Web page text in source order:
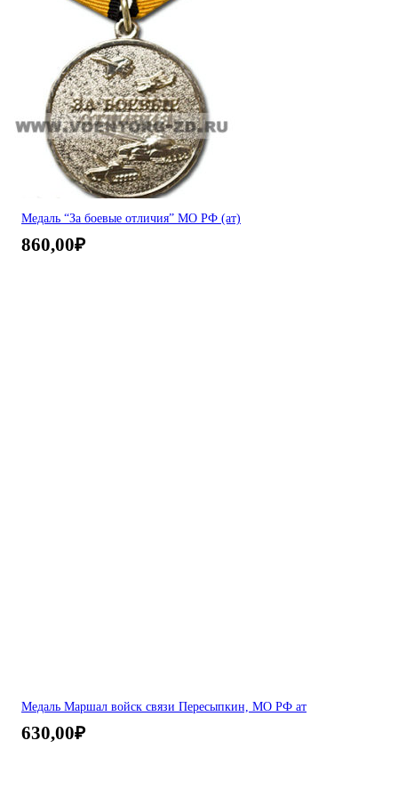
Медаль “За боевые отличия” МО РФ (ат)
860,00₽
Медаль Маршал войск связи Пересыпкин, МО РФ ат
630,00₽